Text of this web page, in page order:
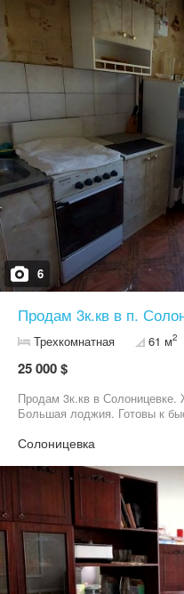
6
Продам 3к.кв в п.
Трехкомнатная 61 м2
25 000 $
Продам 3к.кв в Солоницевке.
Большая лоджия. Готовы к
Солоницевка